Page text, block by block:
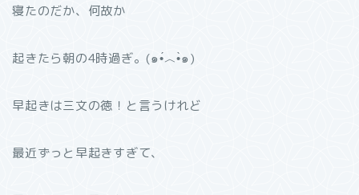
寝たのだか、何故か
起きたら朝の4時過ぎ。(๑•́︿•̀๑)
早起きは三文の徳！と言うけれど
最近ずっと早起きすぎて、